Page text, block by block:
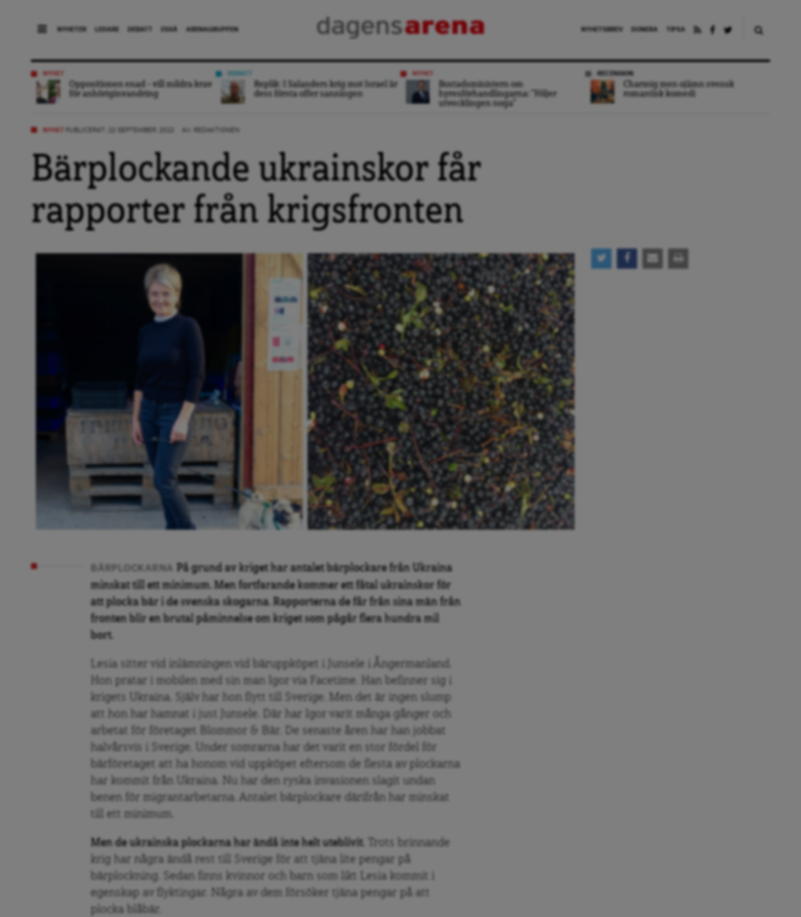
NYHETER LEDARE DEBATT ESSÄ ARENAGRUPPEN NYHETSBREV DONERA TIPSA
NYHET
Oppositionen enad – vill mildra krav
för anhöriginvandring
Replik: I Salanders krig mot Israel är
dess första offer sanningen
NYHET
Bostadsministern om
hyresförhandlingarna: ”Följer
utvecklingen noga”
RECENSION
Charmig men ojämn svensk
romantisk komedi
NYHET PUBLICERAT: 22 SEPTEMBER, 2022
Bärplockande ukrainskor får
rapporter från krigsfronten
BÄRPLOCKARNA
På grund av kriget har antalet bärplockare från Ukraina
minskat till ett minimum. Men fortfarande kommer ett fåtal ukrainskor för
att plocka bär i de svenska skogarna. Rapporterna de får från sina män från
fronten blir en brutal påminnelse om kriget som pågår flera hundra mil
bort.
Lesia sitter vid inlämningen vid bäruppköpet i Junsele i Ångermanland.
Hon pratar i mobilen med sin man Igor via Facetime. Han befinner sig i
krigets Ukraina. Själv har hon flytt till Sverige. Men det är ingen slump
att hon har hamnat i just Junsele. Där har Igor varit många gånger och
arbetat för företaget Blommor & Bär. De senaste åren har han jobbat
halvårsvis i Sverige. Under somrarna har det varit en stor fördel för
bärföretaget att ha honom vid uppköpet eftersom de flesta av plockarna
har kommit från Ukraina. Nu har den ryska invasionen slagit undan
benen för migrantarbetarna. Antalet bärplockare därifrån har minskat
till ett minimum.
Men de ukrainska plockarna har ändå inte helt uteblivit . Trots brinnande
krig har några ändå rest till Sverige för att tjäna lite pengar på
bärplockning. Sedan finns kvinnor och barn som likt Lesia kommit i
egenskap av flyktingar. Några av dem försöker tjäna pengar på att
plocka blåbär.